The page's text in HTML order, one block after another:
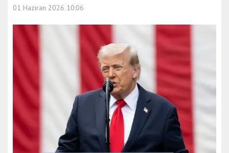
01 Haziran 2026 10:06